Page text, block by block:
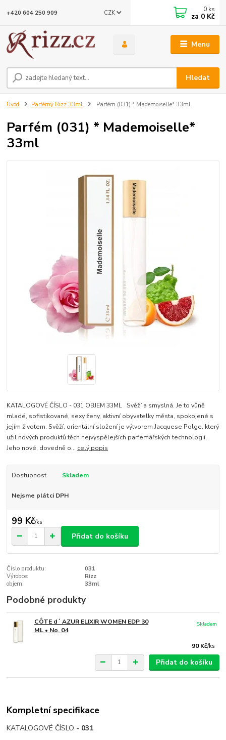
Menu
CZK
Hledat
+420 604 250 909 0 ks
za 0 Kč
Úvod Parfémy Rizz 33ml Parfém (031) * Mademoiselle* 33ml
Parfém (031) * Mademoiselle*
33ml
KATALOGOVÉ ČÍSLO - 031 OBJEM 33ML Svěží a smyslná. Je to vůně
mladé, sofistikované, sexy ženy, aktivní obyvatelky města, spokojené s
jejím životem. Svěží, orientální složení je výtvorem Jacquese Polge, který
užil nových produktů těch nejvyspělejších parfemářských technologií.
Jeho nové, dovedně o... celý popis
Dostupnost Skladem
Nejsme plátci DPH
99 Kč/ks
Přidat do košíku
Číslo produktu:
031
Výrobce:
Rizz
objem:
33ml
Podobné produkty
CÔTE d´ AZUR ELIXIR WOMEN EDP 30
ML • No. 04
90 Kč/ks
Skladem
Přidat do košíku
Kompletní specifikace
KATALOGOVÉ ČÍSLO - 031